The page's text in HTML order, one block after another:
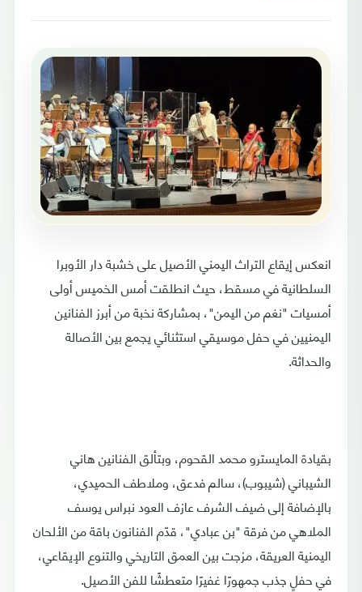
انعكس إيقاع التراث اليمني الأصيل على خشبة دار الأوبرا
السلطانية في مسقط، حيث انطلقت أمس الخميس أولى
أمسيات "نغم من اليمن"، بمشاركة نخبة من أبرز الفنانين
اليمنيين في حفل موسيقي استثنائي يجمع بين الأصالة
والحداثة.
بقيادة المايسترو محمد القحوم، وبتألق الفنانين هاني
الشيباني (شيبوب)، سالم فدعق، وملاطف الحميدي،
بالإضافة إلى ضيف الشرف عازف العود نبراس يوسف
الملاهي من فرقة "بن عبادي"، قدّم الفنانون باقة من الألحان
اليمنية العريقة، مزجت بين العمق التاريخي والتنوع الإيقاعي،
في حفلٍ جذب جمهورًا غفيرًا متعطشًا للفن الأصيل.